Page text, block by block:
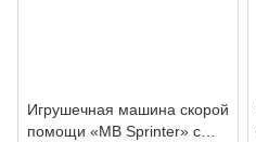
Игрушечная машина скорой
помощи «MB Sprinter» с